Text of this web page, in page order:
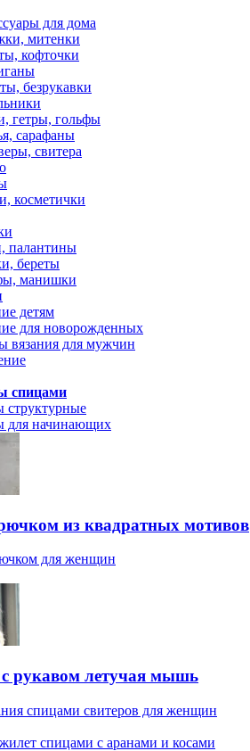
для дома
митенки
кофточки
безрукавки
гетры, гольфы
сарафаны
свитера
косметички
палантины
береты
манишки
детям
для новорожденных
вязания для мужчин
спицами
структурные
для начинающих
из квадратных мотивов
для женщин
рукавом летучая мышь
спицами свитеров для женщин